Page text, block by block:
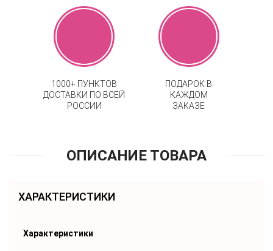
1000+ ПУНКТОВ
ДОСТАВКИ ПО ВСЕЙ
РОССИИ
ПОДАРОК В
КАЖДОМ
ЗАКАЗЕ
ОПИСАНИЕ ТОВАРА
ХАРАКТЕРИСТИКИ
Характеристики